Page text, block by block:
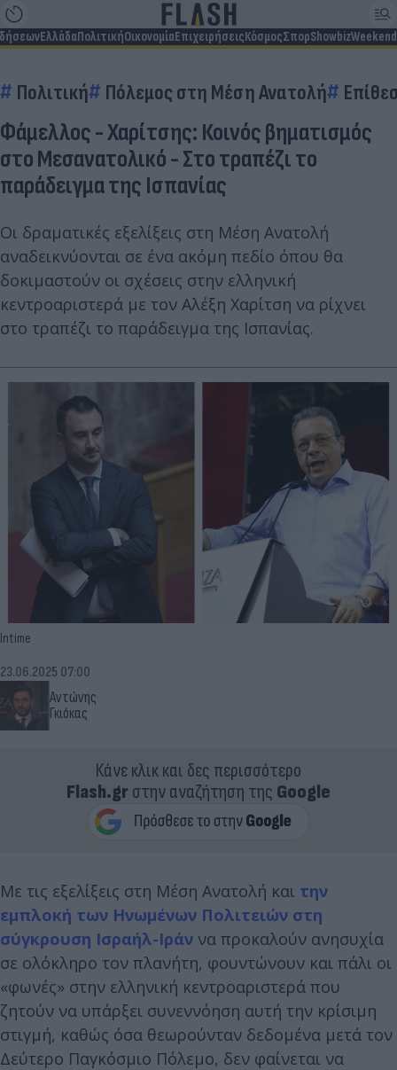
ΕλλάδαΠολιτικήΟικονομίαΕπιχειρήσειςΚόσμοςΣπορShowbizWeekend
Πολιτική Πόλεμος στη Μέση Ανατολή
Φάμελλος - Χαρίτσης: Κοινός βηματισμός
στο Μεσανατολικό - Στο τραπέζι το
παράδειγμα της Ισπανίας
Οι δραματικές εξελίξεις στη Μέση Ανατολή
αναδεικνύονται σε ένα ακόμη πεδίο όπου θα
δοκιμαστούν οι σχέσεις στην ελληνική
κεντροαριστερά με τον Αλέξη Χαρίτση να ρίχνει
στο τραπέζι το παράδειγμα της Ισπανίας.
Intime
Αντώνης
Γκιόκας
23.06.2025 07:00
Κάνε κλικ και δες περισσότερο
Flash.grστην αναζήτηση της Google
Με τις εξελίξεις στη Μέση Ανατολή και την
εμπλοκή των Ηνωμένων Πολιτειών στη
σύγκρουση Ισραήλ-Ιράν να προκαλούν ανησυχία
σε ολόκληρο τον πλανήτη, φουντώνουν και πάλι οι
«φωνές» στην ελληνική κεντροαριστερά που
ζητούν να υπάρξει συνεννόηση αυτή την κρίσιμη
στιγμή, καθώς όσα θεωρούνταν δεδομένα μετά τον
Δεύτερο Παγκόσμιο Πόλεμο, δεν φαίνεται να